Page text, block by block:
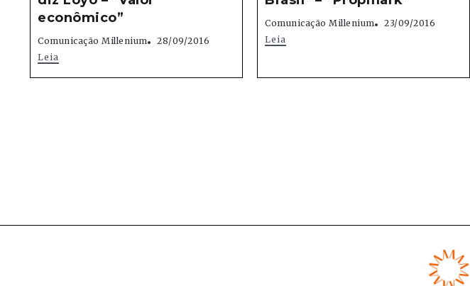
econômico”
Comunicação Millenium
28/09/2016
Leia
Comunicação Millenium
23/09/2016
Leia